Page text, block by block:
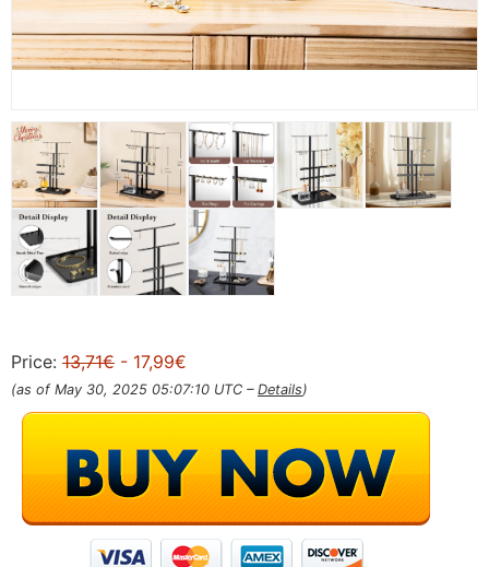
Price: 13,71€ - 17,99€
(as of May 30, 2025 05:07:10 UTC – Details)